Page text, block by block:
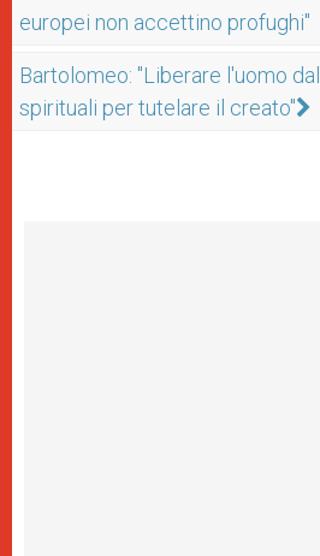
europei non accettino profughi"
Bartolomeo: "Liberare l'uomo
spirituali per tutelare il creato"